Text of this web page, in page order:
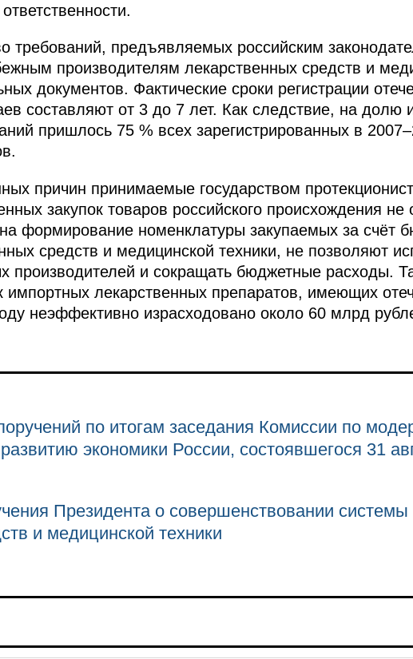
требований, предъявляемых российским
производителям лекарственных средств и
документов. Фактические сроки регистрации
составляют от 3 до 7 лет. Как следствие, на долю
пришлось 75 % всех зарегистрированных в
причин принимаемые государством
закупок товаров российского происхождения не
формирование номенклатуры закупаемых за счёт
средств и медицинской техники, не позволяют
производителей и сокращать бюджетные расходы.
импортных лекарственных препаратов, имеющих
неэффективно израсходовано около 60 млрд
по итогам заседания Комиссии по
экономики России, состоявшегося 31
Президента о совершенствовании системы
и медицинской техники